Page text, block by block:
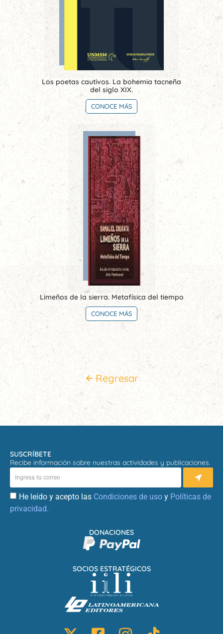
Los poetas cautivos. La bohemia tacneña
del siglo XIX.
CONOCE MÁS
Limeños de la sierra. Metafísica del tiempo
CONOCE MÁS
Regresar
SUSCRÍBETE
Recibe información sobre nuestras actividades y publicaciones.
He leído y acepto las Condiciones de uso y Políticas de
privacidad.
SOCIOS ESTRATÉGICOS
DONACIONES